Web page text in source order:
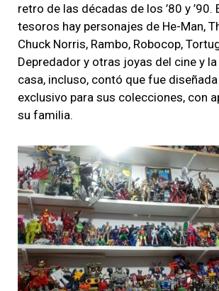
retro de las décadas de los ’80 y ’90.
tesoros hay personajes de He-Man,
Chuck Norris, Rambo, Robocop,
Depredador y otras joyas del cine y
casa, incluso, contó que fue
exclusivo para sus colecciones, con
su familia.